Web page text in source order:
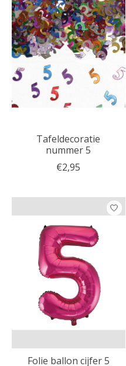
Tafeldecoratie
nummer 5
€2,95
Folie ballon cijfer 5